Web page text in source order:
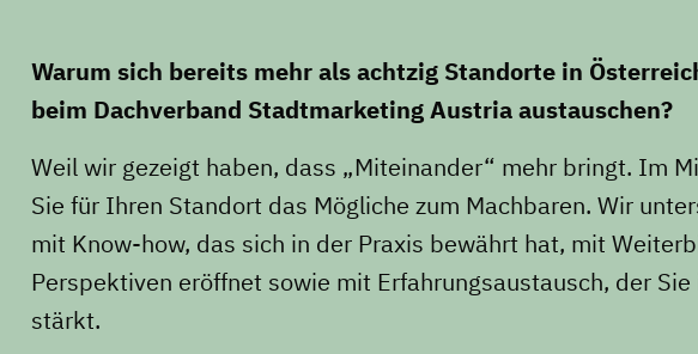
Warum sich bereits mehr als achtzig Standorte in
beim Dachverband Stadtmarketing Austria austauschen?
Weil wir gezeigt haben, dass „Miteinander“ mehr bringt. Im
Sie für Ihren Standort das Mögliche zum Machbaren. Wir
mit Know-how, das sich in der Praxis bewährt hat, mit
Perspektiven eröffnet sowie mit Erfahrungsaustausch, der
stärkt.